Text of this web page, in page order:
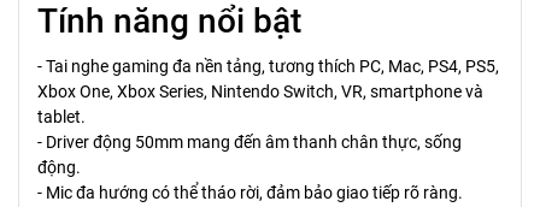
Tính năng nổi bật
- Tai nghe gaming đa nền tảng, tương thích PC, Mac, PS4, PS5,
Xbox One, Xbox Series, Nintendo Switch, VR, smartphone và
tablet.
- Driver động 50mm mang đến âm thanh chân thực, sống
động.
- Mic đa hướng có thể tháo rời, đảm bảo giao tiếp rõ ràng.